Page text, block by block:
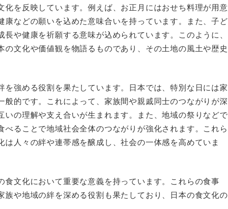
化を反映しています。例えば、お正月にはおせち料理が用意
などの願いを込めた意味合いを持っています。また、子ど
や健康を祈願する意味が込められています。このように、
文化や価値観を物語るものであり、その土地の風土や歴史
強める役割を果たしています。日本では、特別な日には家
的です。これによって、家族間や親戚同士のつながりが深
いの理解や支え合いが生まれます。また、地域の祭りなどで
ることで地域社会全体のつながりが強化されます。これら
人々の絆や連帯感を醸成し、社会の一体感を高めていま
文化において重要な意義を持っています。これらの食事
や地域の絆を深める役割も果たしており、日本の食文化の